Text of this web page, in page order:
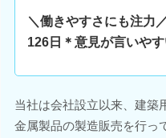
＼働きやすさにも注力
126日＊意見が言いや
当社は会社設立以来、建築
金属製品の製造販売を行っ